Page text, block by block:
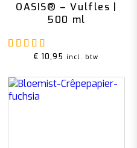
OASIS® – Vulfles |
500 ml
€ 10,95 incl. btw